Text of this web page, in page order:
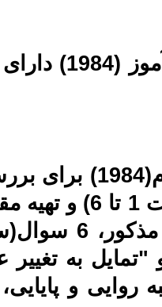
پرسشنامه اهمال کاری
به